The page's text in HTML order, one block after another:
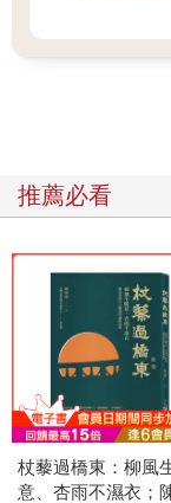
主動的通風裝置：
作為設計特色的通
之力進行演算，這
電競用的筆記型電
內風扇的主要目的
風扇卻讓這項功能
65、優良的人體工
Good ergonomics
可以緊密貼合雙手
適，但就延伸運用
推薦必看
杖藜過橋東：柳風
意、杏雨不濕衣；